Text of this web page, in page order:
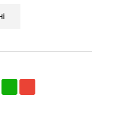
SkypeWhatsApp